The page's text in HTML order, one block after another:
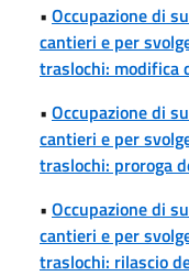
• Occupazione di
cantieri e per
traslochi: modifica
• Occupazione di
cantieri e per
traslochi: proroga
• Occupazione di
cantieri e per
traslochi: rilascio